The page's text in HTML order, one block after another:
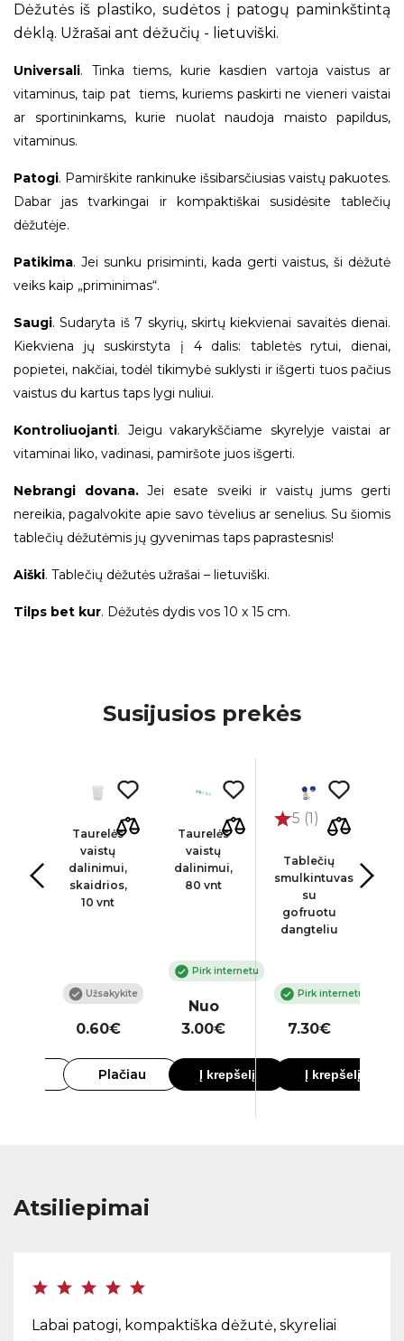
Dėžutės iš plastiko, sudėtos į patogų paminkštintą
dėklą. Užrašai ant dėžučių - lietuviški.
Universali. Tinka tiems, kurie kasdien vartoja vaistus ar
vitaminus, taip pat tiems, kuriems paskirti ne vieneri vaistai
ar sportininkams, kurie nuolat naudoja maisto papildus,
vitaminus.
Patogi. Pamirškite rankinuke išsibarsčiusias vaistų pakuotes.
Dabar jas tvarkingai ir kompaktiškai susidėsite tablečių
dėžutėje.
Patikima. Jei sunku prisiminti, kada gerti vaistus, ši dėžutė
veiks kaip „priminimas“.
Saugi. Sudaryta iš 7 skyrių, skirtų kiekvienai savaitės dienai.
Kiekviena jų suskirstyta į 4 dalis: tabletės rytui, dienai,
popietei, nakčiai, todėl tikimybė suklysti ir išgerti tuos pačius
vaistus du kartus taps lygi nuliui.
Kontroliuojanti. Jeigu vakarykščiame skyrelyje vaistai ar
vitaminai liko, vadinasi, pamiršote juos išgerti.
Nebrangi dovana.Jei esate sveiki ir vaistų jums gerti
nereikia, pagalvokite apie savo tėvelius ar senelius. Su šiomis
tablečių dėžutėmis jų gyvenimas taps paprastesnis!
Aiški. Tablečių dėžutės užrašai – lietuviški.
Tilps bet kur. Dėžutės dydis vos 10 x 15 cm.
Susijusios prekės
Taurelės
vaistų
dalinimui,
skaidrios,
10 vnt
Užsakykite
0.60€
Plačiau
Taurelės
vaistų
dalinimui,
80 vnt
Pirk internetu
Nuo
3.00€
Į krepšelį
5 (1)
Tablečių
smulkintuvas
su
gofruotu
dangteliu
Pirk internetu
7.30€
Į krepšelį
Atsiliepimai
Labai patogi, kompaktiška dėžutė, skyreliai